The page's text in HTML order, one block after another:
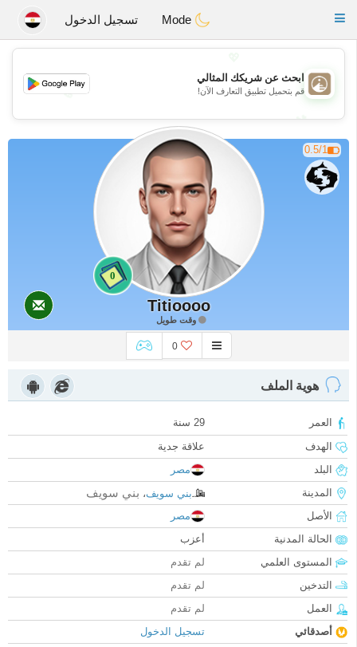
Bahebik
Toggle
تسجيل الدخول
💖
💕
💕
ابحث عن شريكك المثالي
قم بتحميل تطبيق التعارف الآن!
0.5/1
0
Titioooo
وقت طويل
0
هوية الملف
العمر
29 سنة
الهدف
علاقة جدية
البلد
مصر
المدينة
بني سويف، بني سويف
الأصل
مصر
الحالة المدنية
أعزب
المستوى العلمي
لم تقدم
التدخين
لم تقدم
العمل
لم تقدم
أصدقائي
تسجيل الدخول